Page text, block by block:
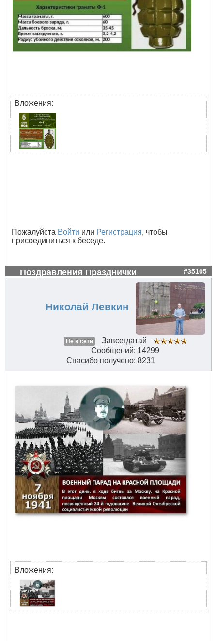
Вложения:
Пожалуйста Войти или Регистрация, чтобы
присоединиться к беседе.
Поздравления Празднички #35105
Николай Левкин
Не в сети
Завсегдатай
Сообщений: 14299
Спасибо получено: 8231
Вложения: